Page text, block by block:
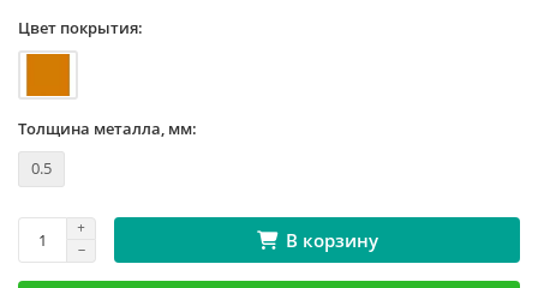
Цвет покрытия:
Толщина металла, мм:
0.5
В корзину